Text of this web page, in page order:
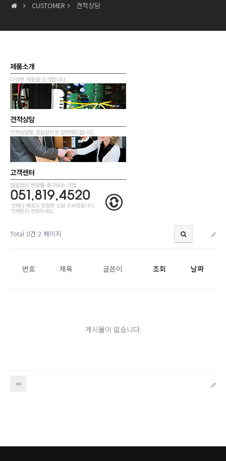
CUSTOMER 견적상담
Total 0건 2 페이지
번호 제목 글쓴이 조회 날짜
게시물이 없습니다.